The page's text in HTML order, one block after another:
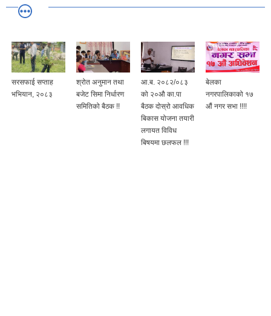
सप्ताह
२०८३
श्रोत अनुमान तथा
बजेट सिमा निर्धारण
समितिको बैठक !!
आ.ब. २०८२/०८३
को २०औ का.पा
बैठक दोस्रो आवधिक
बिकास योजना तयारी
लगायत विविध
बिषयमा छलफल !!!
बेलका
नगरपालिकाको १७
औं नगर सभा !!!!
२०८२/